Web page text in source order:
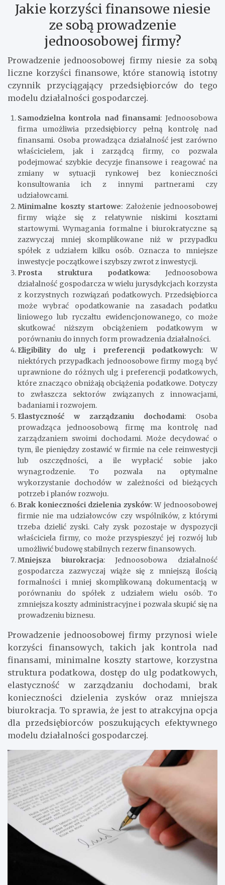
Jakie korzyści finansowe niesie
ze sobą prowadzenie
jednoosobowej firmy?
Prowadzenie jednoosobowej firmy niesie za sobą
liczne korzyści finansowe, które stanowią istotny
czynnik przyciągający przedsiębiorców do tego
modelu działalności gospodarczej.
Samodzielna kontrola nad finansami: Jednoosobowa
firma umożliwia przedsiębiorcy pełną kontrolę nad
finansami. Osoba prowadząca działalność jest zarówno
właścicielem, jak i zarządcą firmy, co pozwala
podejmować szybkie decyzje finansowe i reagować na
zmiany w sytuacji rynkowej bez konieczności
konsultowania ich z innymi partnerami czy
udziałowcami.
Minimalne koszty startowe: Założenie jednoosobowej
firmy wiąże się z relatywnie niskimi kosztami
startowymi. Wymagania formalne i biurokratyczne są
zazwyczaj mniej skomplikowane niż w przypadku
spółek z udziałem kilku osób. Oznacza to mniejsze
inwestycje początkowe i szybszy zwrot z inwestycji.
Prosta struktura podatkowa: Jednoosobowa
działalność gospodarcza w wielu jurysdykcjach korzysta
z korzystnych rozwiązań podatkowych. Przedsiębiorca
może wybrać opodatkowanie na zasadach podatku
liniowego lub ryczałtu ewidencjonowanego, co może
skutkować niższym obciążeniem podatkowym w
porównaniu do innych form prowadzenia działalności.
Eligibility do ulg i preferencji podatkowych: W
niektórych przypadkach jednoosobowe firmy mogą być
uprawnione do różnych ulg i preferencji podatkowych,
które znacząco obniżają obciążenia podatkowe. Dotyczy
to zwłaszcza sektorów związanych z innowacjami,
badaniami i rozwojem.
Elastyczność w zarządzaniu dochodami: Osoba
prowadząca jednoosobową firmę ma kontrolę nad
zarządzaniem swoimi dochodami. Może decydować o
tym, ile pieniędzy zostawić w firmie na cele reinwestycji
lub oszczędności, a ile wypłacić sobie jako
wynagrodzenie. To pozwala na optymalne
wykorzystanie dochodów w zależności od bieżących
potrzeb i planów rozwoju.
Brak konieczności dzielenia zysków: W jednoosobowej
firmie nie ma udziałowców czy wspólników, z którymi
trzeba dzielić zyski. Cały zysk pozostaje w dyspozycji
właściciela firmy, co może przyspieszyć jej rozwój lub
umożliwić budowę stabilnych rezerw finansowych.
Mniejsza biurokracja: Jednoosobowa działalność
gospodarcza zazwyczaj wiąże się z mniejszą ilością
formalności i mniej skomplikowaną dokumentacją w
porównaniu do spółek z udziałem wielu osób. To
zmniejsza koszty administracyjne i pozwala skupić się na
prowadzeniu biznesu.
Prowadzenie jednoosobowej firmy przynosi wiele
korzyści finansowych, takich jak kontrola nad
finansami, minimalne koszty startowe, korzystna
struktura podatkowa, dostęp do ulg podatkowych,
elastyczność w zarządzaniu dochodami, brak
konieczności dzielenia zysków oraz mniejsza
biurokracja. To sprawia, że jest to atrakcyjna opcja
dla przedsiębiorców poszukujących efektywnego
modelu działalności gospodarczej.